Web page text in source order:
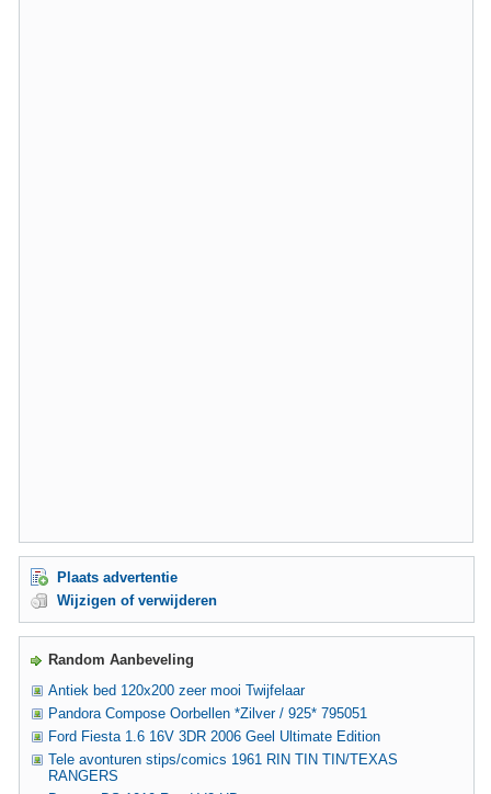
Plaats advertentie
Wijzigen of verwijderen
Random Aanbeveling
Antiek bed 120x200 zeer mooi Twijfelaar
Pandora Compose Oorbellen *Zilver / 925* 795051
Ford Fiesta 1.6 16V 3DR 2006 Geel Ultimate Edition
Tele avonturen stips/comics 1961 RIN TIN TIN/TEXAS
RANGERS